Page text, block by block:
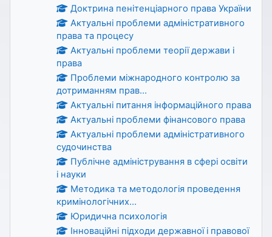
Доктрина пенітенціарного права України
Актуальні проблеми адміністративного
права та процесу
Актуальні проблеми теорії держави і
права
Проблеми міжнародного контролю за
дотриманням прав...
Актуальні питання інформаційного права
Актуальні проблеми фінансового права
Актуальні проблеми адміністративного
судочинства
Публічне адміністрування в сфері освіти
і науки
Методика та методологія проведення
кримінологічних...
Юридична психологія
Інноваційні підходи державної і правової